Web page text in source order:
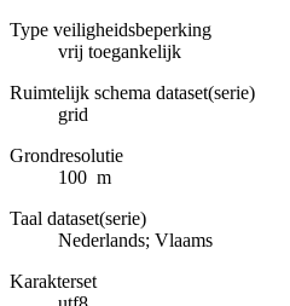
Type veiligheidsbeperking
vrij toegankelijk
Ruimtelijk schema dataset(serie)
grid
Grondresolutie
100 m
Taal dataset(serie)
Nederlands; Vlaams
Karakterset